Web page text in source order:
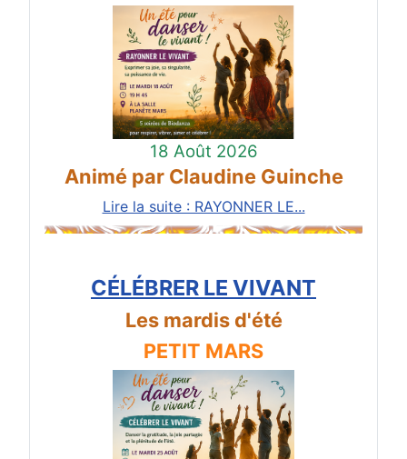
18 Août 2026
Animé par Claudine Guinche
Lire la suite : RAYONNER LE...
CÉLÉBRER LE VIVANT
Les mardis d'été
PETIT MARS